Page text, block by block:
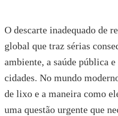
O descarte inadequado de
global que traz sérias
ambiente, a saúde pública
cidades. No mundo
de lixo e a maneira como
uma questão urgente que